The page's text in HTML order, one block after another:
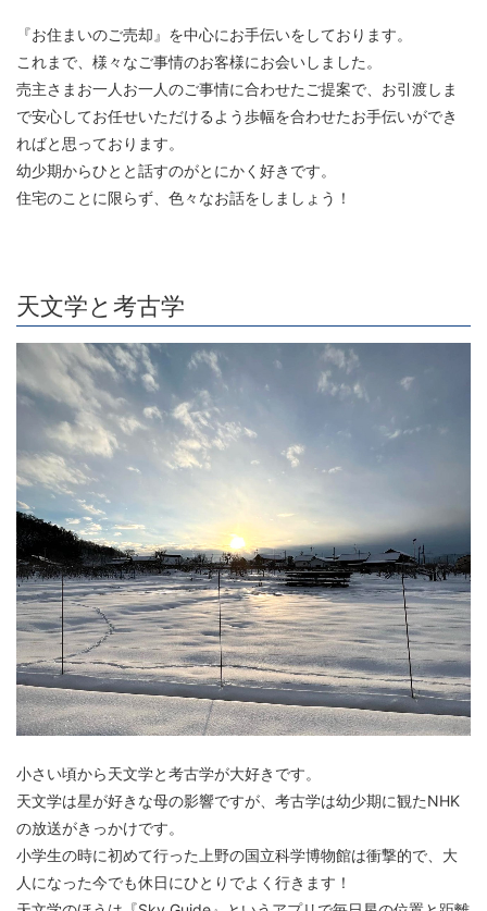
『お住まいのご売却』を中心にお手伝いをしております。
これまで、様々なご事情のお客様にお会いしました。
売主さまお一人お一人のご事情に合わせたご提案で、お引渡しま
で安心してお任せいただけるよう歩幅を合わせたお手伝いができ
ればと思っております。
幼少期からひとと話すのがとにかく好きです。
住宅のことに限らず、色々なお話をしましょう！
天文学と考古学
小さい頃から天文学と考古学が大好きです。
天文学は星が好きな母の影響ですが、考古学は幼少期に観たNHK
の放送がきっかけです。
小学生の時に初めて行った上野の国立科学博物館は衝撃的で、大
人になった今でも休日にひとりでよく行きます！